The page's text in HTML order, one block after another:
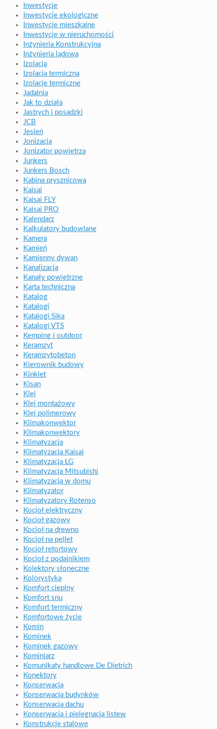
Inwestycje
Inwestycje ekologiczne
Inwestycje mieszkalne
Inwestycje w nieruchomości
Inżynieria Konstrukcyjna
Inżynieria lądowa
Izolacja
Izolacja termiczna
Izolacje termiczne
Jadalnia
Jak to działa
Jastrych i posadzki
JCB
Jesień
Jonizacja
Jonizator powietrza
Junkers
Junkers Bosch
Kabina prysznicowa
Kaisai
Kaisai FLY
Kaisai PRO
Kalendarz
Kalkulatory budowlane
Kamera
Kamień
Kamienny dywan
Kanalizacja
Kanały powietrzne
Karta techniczna
Katalog
Katalogi
Katalogi Sika
Katalogi VTS
Kemping i outdoor
Keramzyt
Keramzytobeton
Kierownik budowy
Kinkiet
Kisan
Klej
Klej montażowy
Klej polimerowy
Klimakonwektor
Klimakonwektory
Klimatyzacja
Klimatyzacja Kaisai
Klimatyzacja LG
Klimatyzacja Mitsubishi
Klimatyzacja w domu
Klimatyzator
Klimatyzatory Rotenso
Kocioł elektryczny
Kocioł gazowy
Kocioł na drewno
Kocioł na pellet
Kocioł retortowy
Kocioł z podajnikiem
Kolektory słoneczne
Kolorystyka
Komfort cieplny
Komfort snu
Komfort termiczny
Komfortowe życie
Komin
Kominek
Kominek gazowy
Kominiarz
Komunikaty handlowe De Dietrich
Konektory
Konserwacja
Konserwacja budynków
Konserwacja dachu
Konserwacja i pielęgnacja listew
Konstrukcje stalowe